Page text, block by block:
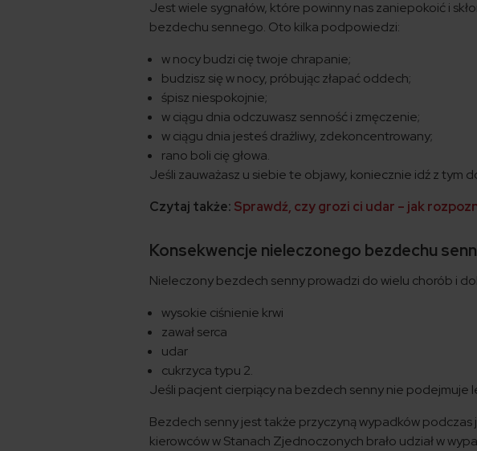
Jest wiele sygnałów, które powinny nas zaniepokoić i
bezdechu sennego. Oto kilka podpowiedzi:
w nocy budzi cię twoje chrapanie;
budzisz się w nocy, próbując złapać oddech;
śpisz niespokojnie;
w ciągu dnia odczuwasz senność i zmęczenie;
w ciągu dnia jesteś drażliwy, zdekoncentrowany;
rano boli cię głowa.
Jeśli zauważasz u siebie te objawy, koniecznie idź z tym
Czytaj także: Sprawdź, czy grozi ci udar – jak
Konsekwencje nieleczonego bezdechu
Nieleczony bezdech senny prowadzi do wielu chorób i
wysokie ciśnienie krwi
zawał serca
udar
cukrzyca typu 2.
Jeśli pacjent cierpiący na bezdech senny nie podejmuje
Bezdech senny jest także przyczyną wypadków
kierowców w Stanach Zjednoczonych brało udział w